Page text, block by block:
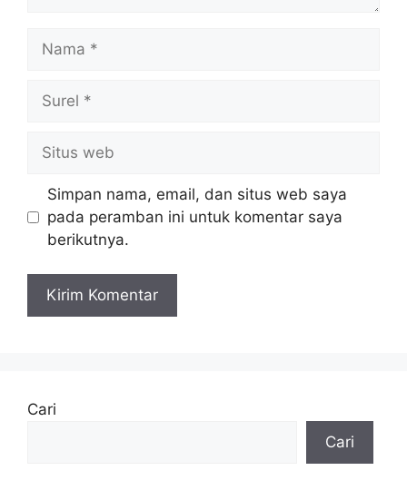
web
Simpan nama, email, dan situs web saya
pada peramban ini untuk komentar saya
berikutnya.
Cari
Cari